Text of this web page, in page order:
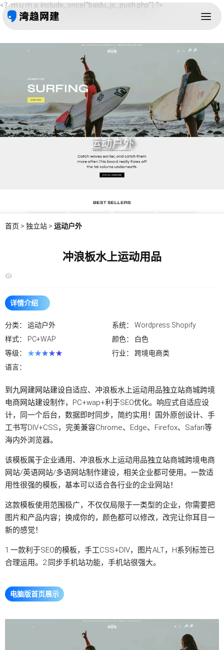
<？ｍｕｍａ include_once("baidu_js_push.php") ?>
运动户外
首页 > 独立站 > 运动户外
冲浪板水上运动用品
详情介绍
分类： 运动户外 系统： Wordpress Shopify
样式：
PC+WAP 颜色：
白色
等级： ★★★★★ 行业： 跨境电商类
语言：
到九网建网站建设自适应、冲浪板水上运动用品独立站商城跨境
电商网站建设制作，PC+wap+利于SEO优化。响应式自适应设
计，同一个后台，数据即时同步，简约实用！国外原创设计、手
工书写DIV+CSS，完美兼容Chrome、 Edge、Firefox、Safari等
海内外浏览器。
该模板属于企业通用、冲浪板水上运动用品独立站商城跨境电商
网站/英语网站/多语网站制作建设，相关企业都可使用。一款适
用性很强的模板，基本可以适合各行业的企业网站！
这款模板使用范围极广，不仅仅局限于一类型的企业，你需要把
图片和产品内容；换成你的，颜色都可以修改，改完让你耳目一
新的感觉！
1.一款利于SEO的模板，手工CSS+DIV，图片ALT，H系列标签已
合理运用。2.同步手机站功能，手机站很强大。
电脑版首页展示